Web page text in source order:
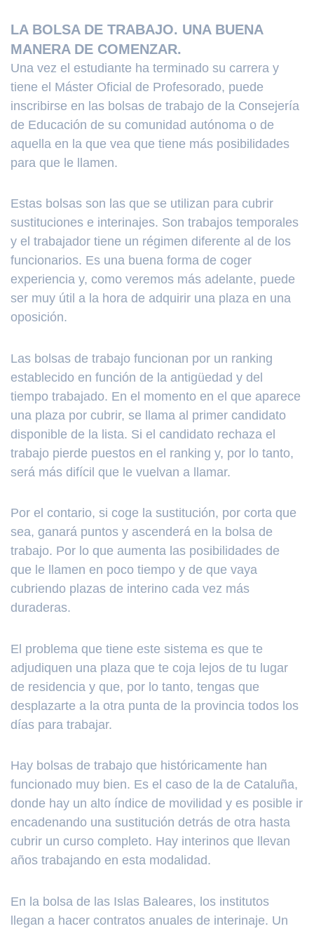
LA BOLSA DE TRABAJO. UNA BUENA
MANERA DE COMENZAR.
Una vez el estudiante ha terminado su carrera y
tiene el Máster Oficial de Profesorado, puede
inscribirse en las bolsas de trabajo de la Consejería
de Educación de su comunidad autónoma o de
aquella en la que vea que tiene más posibilidades
para que le llamen.
Estas bolsas son las que se utilizan para cubrir
sustituciones e interinajes. Son trabajos temporales
y el trabajador tiene un régimen diferente al de los
funcionarios. Es una buena forma de coger
experiencia y, como veremos más adelante, puede
ser muy útil a la hora de adquirir una plaza en una
oposición.
Las bolsas de trabajo funcionan por un ranking
establecido en función de la antigüedad y del
tiempo trabajado. En el momento en el que aparece
una plaza por cubrir, se llama al primer candidato
disponible de la lista. Si el candidato rechaza el
trabajo pierde puestos en el ranking y, por lo tanto,
será más difícil que le vuelvan a llamar.
Por el contario, si coge la sustitución, por corta que
sea, ganará puntos y ascenderá en la bolsa de
trabajo. Por lo que aumenta las posibilidades de
que le llamen en poco tiempo y de que vaya
cubriendo plazas de interino cada vez más
duraderas.
El problema que tiene este sistema es que te
adjudiquen una plaza que te coja lejos de tu lugar
de residencia y que, por lo tanto, tengas que
desplazarte a la otra punta de la provincia todos los
días para trabajar.
Hay bolsas de trabajo que históricamente han
funcionado muy bien. Es el caso de la de Cataluña,
donde hay un alto índice de movilidad y es posible ir
encadenando una sustitución detrás de otra hasta
cubrir un curso completo. Hay interinos que llevan
años trabajando en esta modalidad.
En la bolsa de las Islas Baleares, los institutos
llegan a hacer contratos anuales de interinaje. Un